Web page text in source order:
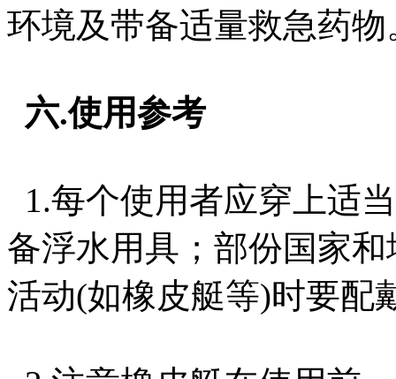
环境及带备适量救急药物
六.使用参考
1.每个使用者应穿上适
备浮水用具；部份国家
活动(如橡皮艇等)时要配